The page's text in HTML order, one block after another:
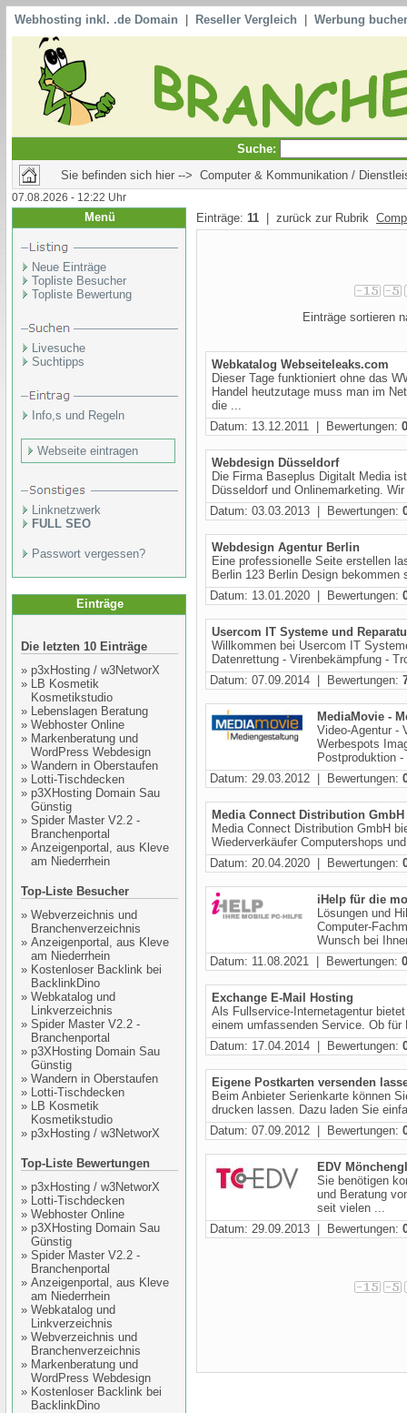
Webhosting inkl. .de Domain Reseller Vergleich Werbung
Suche:
Sie befinden sich hier --> Computer & Kommunikation /
07.08.2026 - 12:22 Uhr
Menü
Neue Einträge
Topliste Besucher
Topliste Bewertung
Livesuche
Suchtipps
Info,s und Regeln
Webseite eintragen
Linknetzwerk
FULL SEO
Passwort vergessen?
Einträge
Die letzten 10 Einträge
» p3xHosting / w3NetworX
» LB Kosmetik
Kosmetikstudio
» Lebenslagen Beratung
» Webhoster Online
» Markenberatung und
WordPress Webdesign
» Wandern in Oberstaufen
» Lotti-Tischdecken
» p3XHosting Domain Sau
Günstig
» Spider Master V2.2 -
Branchenportal
» Anzeigenportal, aus Kleve
am Niederrhein
Top-Liste Besucher
» Webverzeichnis und
Branchenverzeichnis
» Anzeigenportal, aus Kleve
am Niederrhein
» Kostenloser Backlink bei
BacklinkDino
» Webkatalog und
Linkverzeichnis
» Spider Master V2.2 -
Branchenportal
» p3XHosting Domain Sau
Günstig
» Wandern in Oberstaufen
» Lotti-Tischdecken
» LB Kosmetik
Kosmetikstudio
» p3xHosting / w3NetworX
Top-Liste Bewertungen
» p3xHosting / w3NetworX
» Lotti-Tischdecken
» Webhoster Online
» p3XHosting Domain Sau
Günstig
» Spider Master V2.2 -
Branchenportal
» Anzeigenportal, aus Kleve
am Niederrhein
» Webkatalog und
Linkverzeichnis
» Webverzeichnis und
Branchenverzeichnis
» Markenberatung und
WordPress Webdesign
» Kostenloser Backlink bei
BacklinkDino
Einträge: 11 | zurück zur Rubrik
Einträge sortieren
Webkatalog Webseiteleaks.com
Dieser Tage funktioniert ohne das
Handel heutzutage muss man im
die ...
Datum: 13.12.2011 | Bewertungen: 0
Webdesign Düsseldorf
Die Firma Baseplus Digitalt Media
Düsseldorf und Onlinemarketing.
Datum: 03.03.2013 | Bewertungen:
Webdesign Agentur Berlin
Eine professionelle Seite erstellen
Berlin 123 Berlin Design
Datum: 13.01.2020 | Bewertungen:
Usercom IT Systeme und
Willkommen bei Usercom IT
Datenrettung - Virenbekämpfung -
Datum: 07.09.2014 | Bewertungen:
MediaMovie -
Video-Agentur -
Werbespots
Postproduktion
Datum: 29.03.2012 | Bewertungen:
Media Connect Distribution GmbH
Media Connect Distribution GmbH
Wiederverkäufer Computershops
Datum: 20.04.2020 | Bewertungen:
iHelp für die
Lösungen und
Computer-
Wunsch bei
Datum: 11.08.2021 | Bewertungen: 0
Exchange E-Mail Hosting
Als Fullservice-Internetagentur
einem umfassenden Service. Ob
Datum: 17.04.2014 | Bewertungen:
Eigene Postkarten versenden
Beim Anbieter Serienkarte können
drucken lassen. Dazu laden Sie
Datum: 07.09.2012 | Bewertungen:
EDV
Sie benötigen
und Beratung
seit vielen ...
Datum: 29.09.2013 | Bewertungen: